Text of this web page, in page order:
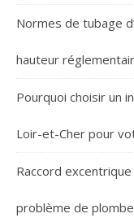
Normes de tubage
hauteur
Pourquoi choisir un
Loir-et-Cher pour
Raccord
problème de